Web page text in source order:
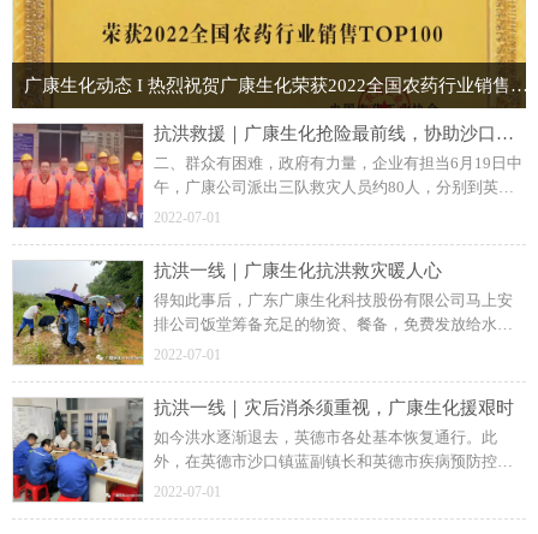
广康生化动态 I 热烈祝贺广康生化荣获2022全国农药行业销售TOP100称号
抗洪救援｜广康生化抢险最前线，协助沙口镇府全力救援
二、群众有困难，政府有力量，企业有担当6月19日中
午，广康公司派出三队救灾人员约80人，分别到英德
市沙口镇三个地方进行抢险救灾，其中包括红丰村、
2022-07-01
抗洪一线｜广康生化抗洪救灾暖人心
得知此事后，广东广康生化科技股份有限公司马上安
排公司饭堂筹备充足的物资、餐备，免费发放给水灾
期间周边受灾居民，希望让群众感受到灾难无情、人
2022-07-01
抗洪一线｜灾后消杀须重视，广康生化援艰时
如今洪水逐渐退去，英德市各处基本恢复通行。此
外，在英德市沙口镇蓝副镇长和英德市疾病预防控制
中心工作人员的指导下，广康生化立即组织约36人的
2022-07-01